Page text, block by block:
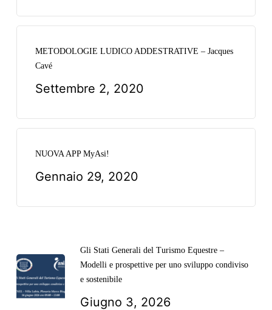
METODOLOGIE LUDICO ADDESTRATIVE – Jacques
Cavé
Settembre 2, 2020
NUOVA APP MyAsi!
Gennaio 29, 2020
Gli Stati Generali del Turismo Equestre –
Modelli e prospettive per uno sviluppo condiviso
e sostenibile
Giugno 3, 2026